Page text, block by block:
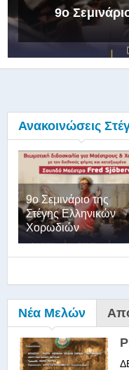
9ο
Ανακοινώσεις
9ο Σεμινάριο της
Στέγης Ελληνικών
Χορωδιών
Νέα Μελών